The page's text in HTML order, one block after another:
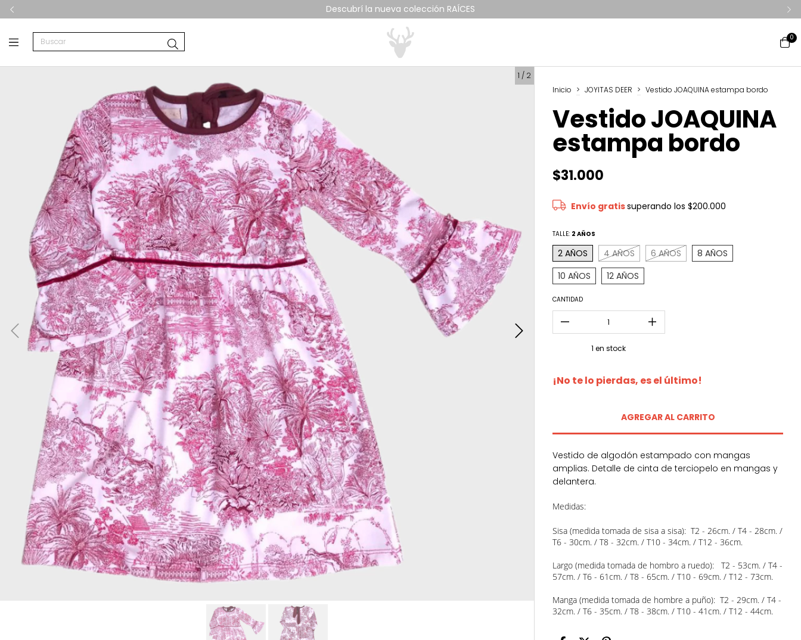
Descubrí la nueva colección RAÍCES
0
1 / 2
Inicio > JOYITAS DEER > Vestido JOAQUINA estampa bordo
Vestido JOAQUINA
estampa bordo
$31.000
Envío gratissuperando los$200.000
TALLE: 2 AÑOS
2 AÑOS 4 AÑOS 6 AÑOS
8 AÑOS
10 AÑOS
12 AÑOS
CANTIDAD
1 en stock
¡No te lo pierdas, es el último!
Vestido de algodón estampado con mangas
amplias. Detalle de cinta de terciopelo en mangas y
delantera.
Medidas:
Sisa (medida tomada de sisa a sisa): T2 - 26cm. / T4 - 28cm. /
T6 - 30cm. / T8 - 32cm. / T10 - 34cm. / T12 - 36cm.
Largo (medida tomada de hombro a ruedo): T2 - 53cm. / T4 -
57cm. / T6 - 61cm. / T8 - 65cm. / T10 - 69cm. / T12 - 73cm.
Manga (medida tomada de hombre a puño): T2 - 29cm. / T4 -
32cm. / T6 - 35cm. / T8 - 38cm. / T10 - 41cm. / T12 - 44cm.